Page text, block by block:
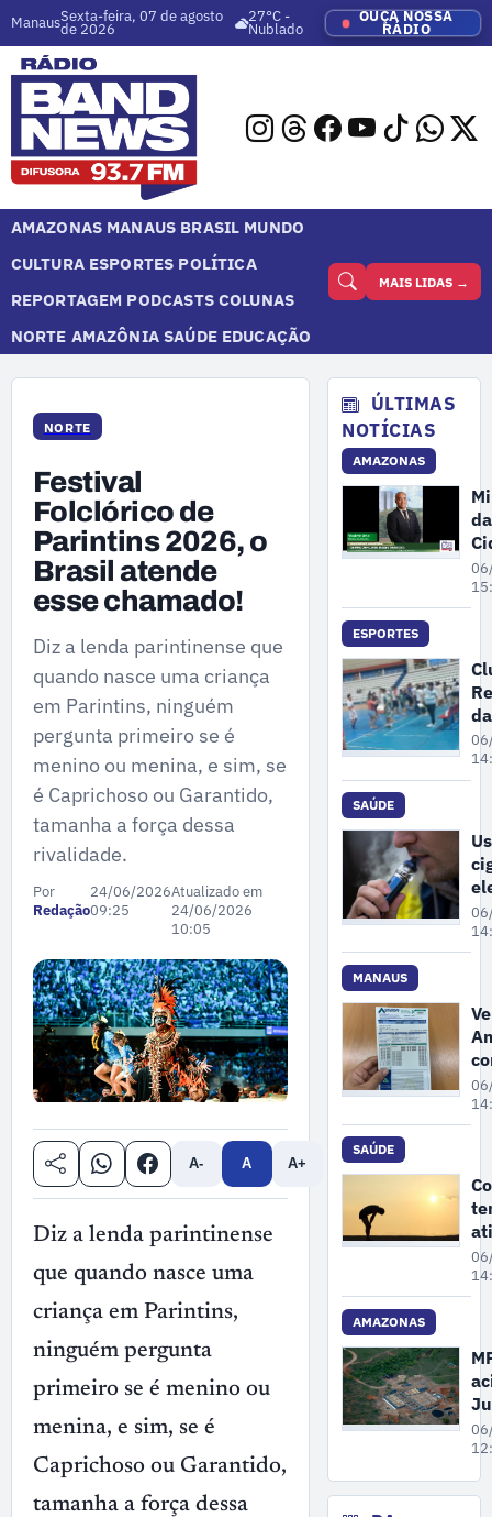
ManausSexta-feira, 07 de agosto
de 2026
27°C -
Nublado
OUÇA NOSSA
RÁDIO
AMAZONAS MANAUS BRASIL MUNDO
CULTURA ESPORTES POLÍTICA
REPORTAGEM PODCASTS COLUNAS
NORTE AMAZÔNIA SAÚDE EDUCAÇÃO
MAIS LIDAS →
NORTE
Festival
Folclórico de
Parintins 2026, o
Brasil atende
esse chamado!
Diz a lenda parintinense que
quando nasce uma criança
em Parintins, ninguém
pergunta primeiro se é
menino ou menina, e sim, se
é Caprichoso ou Garantido,
tamanha a força dessa
rivalidade.
Por
Redação
24/06/2026
09:25
Atualizado em
24/06/2026
10:05
A- A A+
Diz a lenda parintinense
que quando nasce uma
criança em Parintins,
ninguém pergunta
primeiro se é menino ou
menina, e sim, se é
Caprichoso ou Garantido,
tamanha a força dessa
ÚLTIMAS
NOTÍCIAS
AMAZONAS
da
de
ESPORTES
da
de
SAÚDE
MANAUS
SAÚDE
AMAZONAS
ar